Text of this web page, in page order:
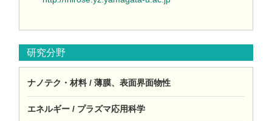
研究分野
ナノテク・材料 / 薄膜、表面界面物性
エネルギー / プラズマ応用科学